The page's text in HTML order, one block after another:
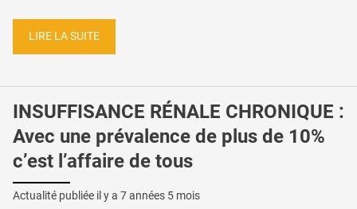
LIRE LA SUITE
INSUFFISANCE RÉNALE CHRONIQUE :
Avec une prévalence de plus de 10%
c’est l’affaire de tous
Actualité publiée il y a 7 années 5 mois